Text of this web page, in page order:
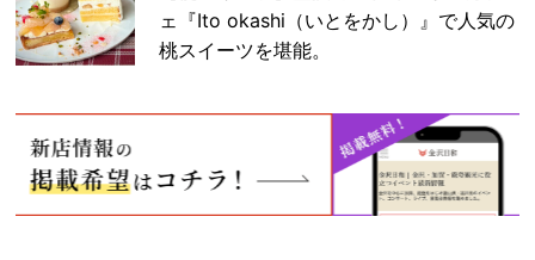
ェ『Ito okashi（いとをかし）』で人気の
桃スイーツを堪能。